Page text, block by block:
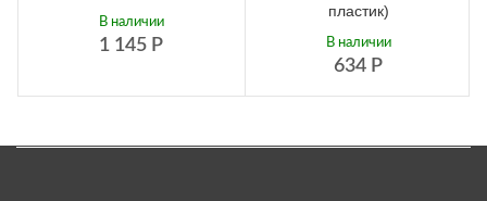
1 145 Р
В наличии
пластик)
634 Р
В наличии